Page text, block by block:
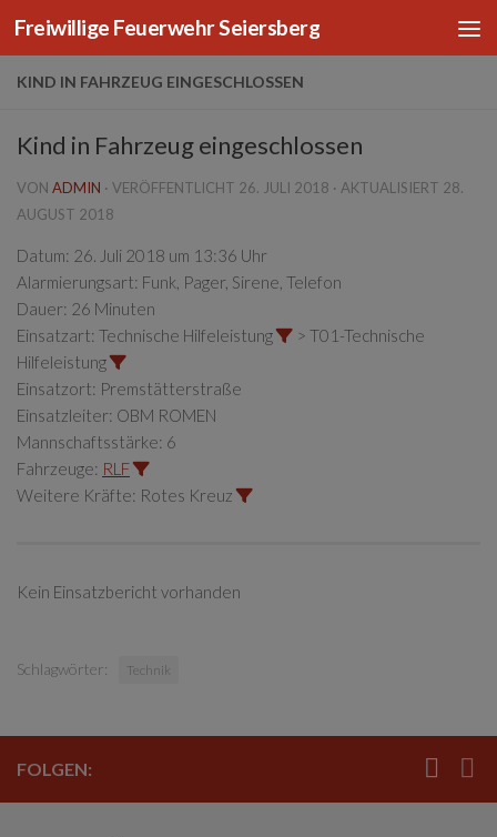
Zum Inhalt springen
Freiwillige Feuerwehr Seiersberg
KIND IN FAHRZEUG EINGESCHLOSSEN
Kind in Fahrzeug eingeschlossen
VON ADMIN · VERÖFFENTLICHT 26. JULI 2018 · AKTUALISIERT 28.
AUGUST 2018
Datum: 26. Juli 2018 um 13:36 Uhr
Alarmierungsart: Funk, Pager, Sirene, Telefon
Dauer: 26 Minuten
Einsatzart: Technische Hilfeleistung
> T01-Technische
Hilfeleistung
Einsatzort: Premstätterstraße
Einsatzleiter: OBM ROMEN
Mannschaftsstärke: 6
Fahrzeuge: RLF
Weitere Kräfte: Rotes Kreuz
Kein Einsatzbericht vorhanden
Schlagwörter: Technik
FOLGEN: